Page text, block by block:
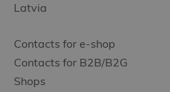
Latvia
Contacts for e-shop
Contacts for B2B/B2G
Shops